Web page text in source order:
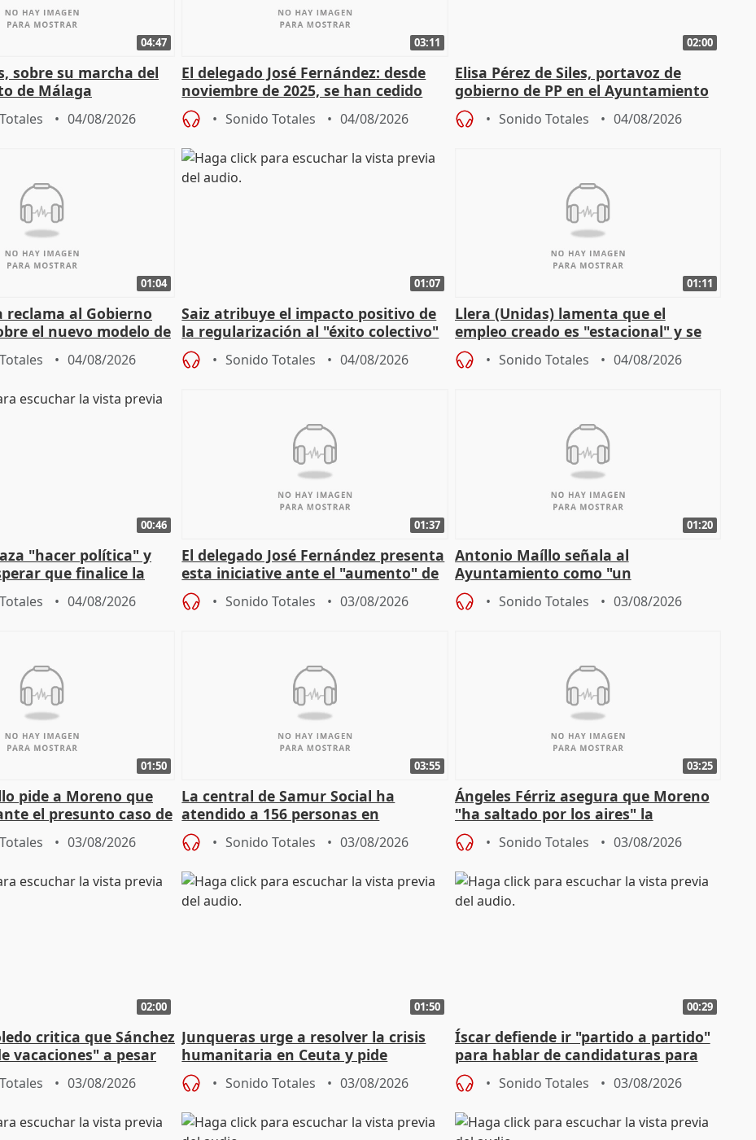
04:47
sobre su marcha del
de Málaga
04/08/2026
03:11
El delegado José Fernández: desde
noviembre de 2025, se han cedido
9.810 ayudas por nacimiento
Sonido Totales 04/08/2026
02:00
Elisa Pérez de Siles, portavoz de
gobierno de PP en el Ayuntamiento
de Málaga, deja la política
Sonido Totales 04/08/2026
01:04
reclama al Gobierno
el nuevo modelo de
04/08/2026
01:07
Saiz atribuye el impacto positivo de
la regularización al "éxito colectivo"
del Gobierno
Sonido Totales 04/08/2026
01:11
Llera (Unidas) lamenta que el
empleo creado es "estacional" y se
"esfumará" al acabar el verano
Sonido Totales 04/08/2026
00:46
"hacer política" y
que finalice la
incendio
04/08/2026
01:37
El delegado José Fernández presenta
esta iniciative ante el "aumento" de
personas sin hogar en Madri
Sonido Totales 03/08/2026
01:20
Antonio Maíllo señala al
Ayuntamiento como "un
especulador más" sobre viviendas de
Jiménez Becerril
Sonido Totales 03/08/2026
01:50
pide a Moreno que
el presunto caso de
de ADM
03/08/2026
03:55
La central de Samur Social ha
atendido a 156 personas en
situación de calle durante Campaña
de CalorSonido Totales 03/08/2026
03:25
Ángeles Férriz asegura que Moreno
"ha saltado por los aires" la
negociación tras acuerdo con SMA
Sonido Totales 03/08/2026
02:00
critica que Sánchez
vacaciones" a pesar
03/08/2026
01:50
Junqueras urge a resolver la crisis
humanitaria en Ceuta y pide
responsabilidad a la UE
Sonido Totales 03/08/2026
00:29
Íscar defiende ir "partido a partido"
para hablar de candidaturas para
2027
Sonido Totales 03/08/2026